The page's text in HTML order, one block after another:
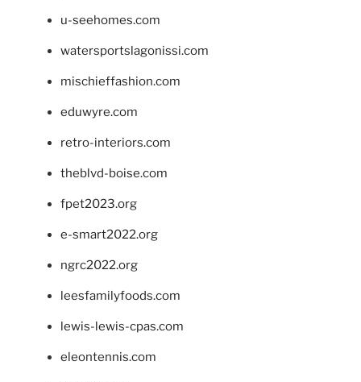
u-seehomes.com
watersportslagonissi.com
mischieffashion.com
eduwyre.com
retro-interiors.com
theblvd-boise.com
fpet2023.org
e-smart2022.org
ngrc2022.org
leesfamilyfoods.com
lewis-lewis-cpas.com
eleontennis.com